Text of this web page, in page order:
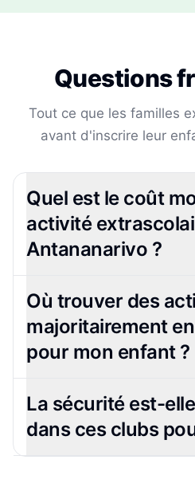
Questions
Tout ce que les familles
avant d'inscrire leur
Quel est le coût
activité
Antananarivo ?
Où trouver des
majoritairement
pour mon enfant ?
La sécurité est-
dans ces clubs